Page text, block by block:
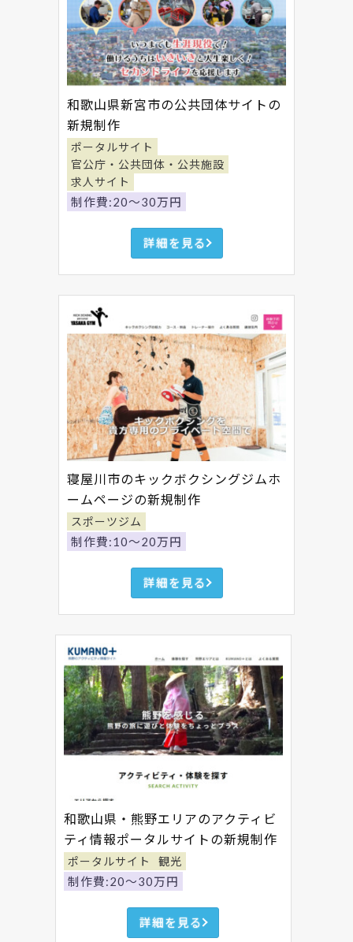
和歌山県新宮市の公共団体サイトの
新規制作
ポータルサイト
官公庁・公共団体・公共施設
求人サイト
制作費:20～30万円
詳細を見る
寝屋川市のキックボクシングジムホ
ームページの新規制作
スポーツジム
制作費:10～20万円
詳細を見る
和歌山県・熊野エリアのアクティビ
ティ情報ポータルサイトの新規制作
ポータルサイト 観光
制作費:20～30万円
詳細を見る